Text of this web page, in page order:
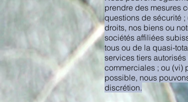
prendre des mesures
questions de sécurité
droits, nos biens ou
sociétés affiliées
tous ou de la quasi-
services tiers
commerciales ; ou (vi)
possible, nous
discrétion.